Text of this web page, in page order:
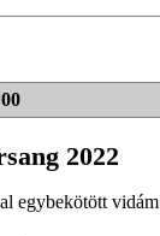
2022
egybekötött vidám